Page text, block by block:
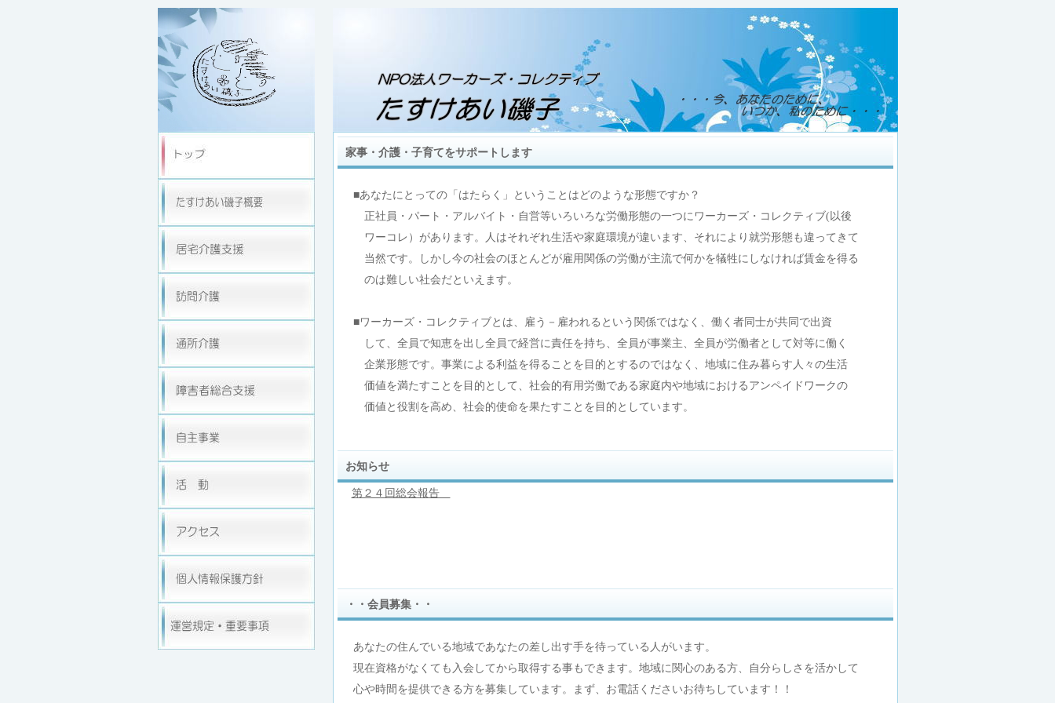
家事・介護・子育てをサポートします
■あなたにとっての「はたらく」ということはどのような形態ですか？
正社員・パート・アルバイト・自営等いろいろな労働形態の一つにワーカーズ・コレクティブ(以後
ワーコレ）があります。人はそれぞれ生活や家庭環境が違います、それにより就労形態も違ってきて
当然です。しかし今の社会のほとんどが雇用関係の労働が主流で何かを犠牲にしなければ賃金を得る
のは難しい社会だといえます。
■ワーカーズ・コレクティブとは、雇う－雇われるという関係ではなく、働く者同士が共同で出資
して、全員で知恵を出し全員で経営に責任を持ち、全員が事業主、全員が労働者として対等に働く
企業形態です。事業による利益を得ることを目的とするのではなく、地域に住み暮らす人々の生活
価値を満たすことを目的として、社会的有用労働である家庭内や地域におけるアンペイドワークの
価値と役割を高め、社会的使命を果たすことを目的としています。
お知らせ
第２４回総会報告
・・会員募集・・
あなたの住んでいる地域であなたの差し出す手を待っている人がいます。
現在資格がなくても入会してから取得する事もできます。地域に関心のある方、自分らしさを活かして
心や時間を提供できる方を募集しています。まず、お電話くださいお待ちしています！！